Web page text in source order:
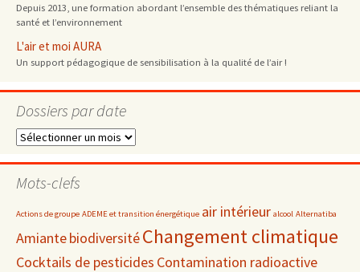
Depuis 2013, une formation abordant l’ensemble des thématiques reliant la
santé et l’environnement
L'air et moi AURA
Un support pédagogique de sensibilisation à la qualité de l’air !
Dossiers par date
Dossiers
date
Mots-clefs
Actions de groupe ADEME et transition énergétique air intérieur alcool Alternatiba
AmiantebiodiversitéChangement climatique
Cocktails de pesticides Contamination radioactive